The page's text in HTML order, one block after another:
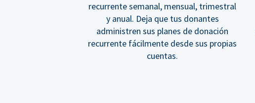
recurrente semanal, mensual, trimestral
y anual. Deja que tus donantes
administren sus planes de donación
recurrente fácilmente desde sus propias
cuentas.